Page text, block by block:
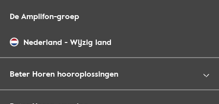
De Amplifon-groep
Nederland - Wijzig land
Beter Horen hooroplossingen